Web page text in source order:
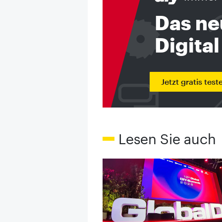
Das
Digital
Jetzt gratis
Lesen Sie auch